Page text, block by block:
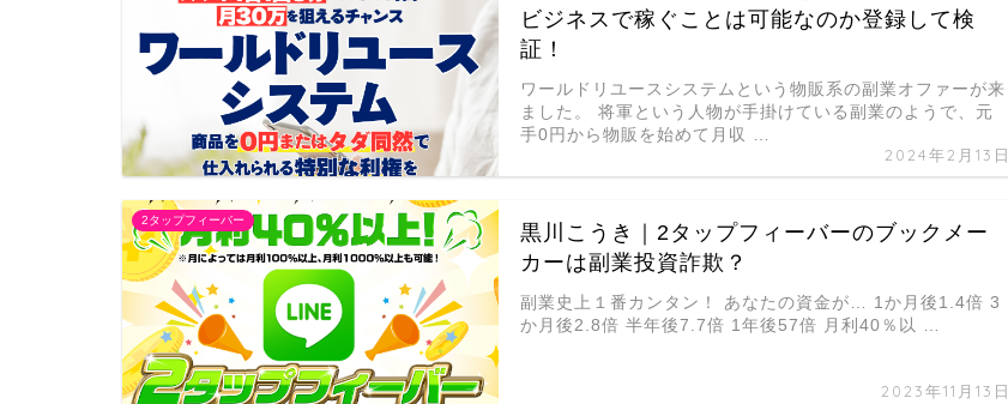
ビジネスで稼ぐことは可能なのか登録して検
証！
2024年2月13日
ワールドリユースシステムという物販系の副業オファーが来
ました。 将軍という人物が手掛けている副業のようで、元
手0円から物販を始めて月収 …
2タップフィーバー
黒川こうき｜2タップフィーバーのブックメー
カーは副業投資詐欺？
2023年11月13日
副業史上１番カンタン！ あなたの資金が… 1か月後1.4倍 3
か月後2.8倍 半年後7.7倍 1年後57倍 月利40％以 …